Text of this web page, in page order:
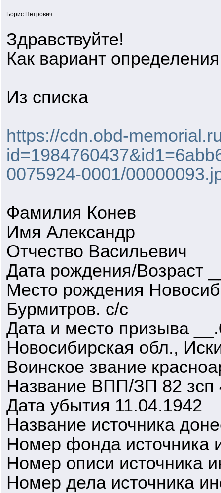
Борис Петрович
Здравствуйте!
Как вариант
Из списка
https://cdn.obd-
0075924-0001/
Фамилия Конев
Имя Александр
Отчество Васильевич
Дата рождения/Возраст
Место рождения
Бурмитров. с/с
Дата и место призыва
Новосибирская обл.,
Воинское звание
Название ВПП/ЗП 82 зсп
Дата убытия 11.04.1942
Название источника
Номер фонда источника
Номер описи источника
Номер дела источника